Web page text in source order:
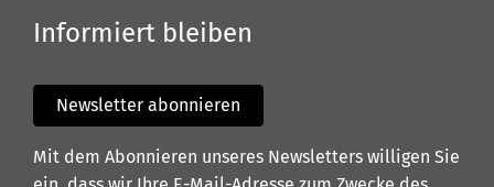
Informiert bleiben
Newsletter abonnieren
Mit dem Abonnieren unseres Newsletters willigen Sie